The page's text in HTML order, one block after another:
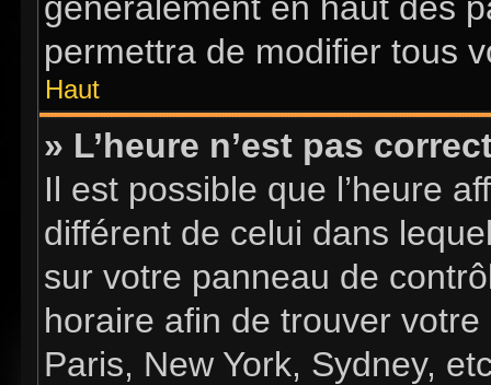
permettra de modifier tous
Haut
» L’heure n’est pas
Il est possible que l’heure
différent de celui dans
sur votre panneau de
horaire afin de trouver
Paris, New York, Sydney,